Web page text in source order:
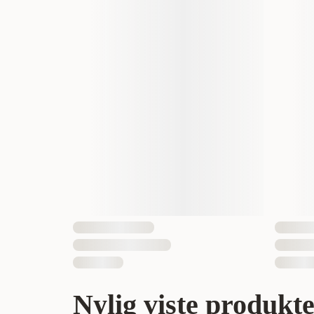
Nylig viste